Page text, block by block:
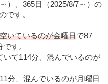
）、365日（2025/8/7～）の
です。
いているのが金曜日で87
す。
いて114分、混んでいるのが
分、混んでいるのが月曜日